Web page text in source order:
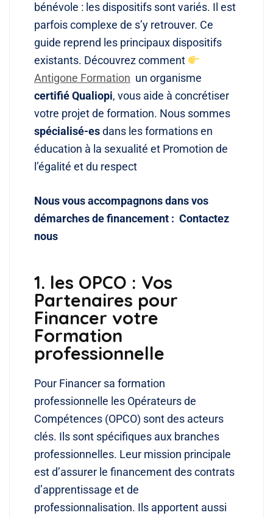
bénévole : les dispositifs sont variés. Il est
parfois complexe de s’y retrouver. Ce
guide reprend les principaux dispositifs
existants. Découvrez comment
Antigone Formation un organisme
certifié Qualiopi, vous aide à concrétiser
votre projet de formation. Nous sommes
spécialisé-esdans les formations en
éducation à la sexualité et Promotion de
l’égalité et du respect
Nous vous accompagnons dans vos
démarches de financement : Contactez
nous
1. les OPCO : Vos
Partenaires pour
Financer votre
Formation
professionnelle
Pour Financer sa formation
professionnelle les Opérateurs de
Compétences (OPCO) sont des acteurs
clés. Ils sont spécifiques aux branches
professionnelles. Leur mission principale
est d’assurer le financement des contrats
d’apprentissage et de
professionnalisation. Ils apportent aussi